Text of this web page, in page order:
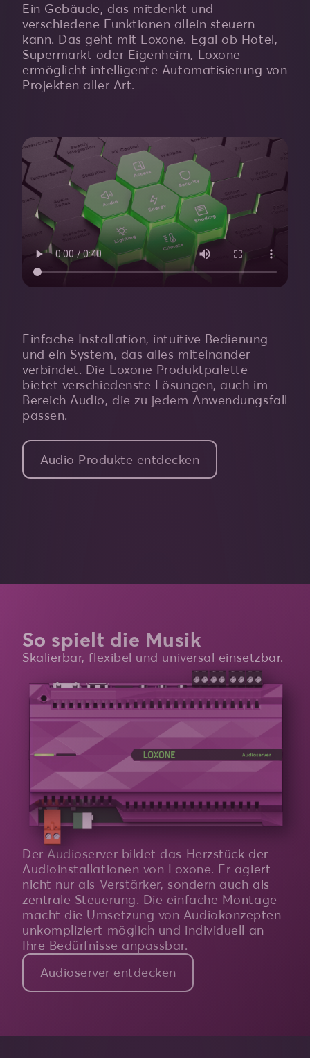
Ein Gebäude, das mitdenkt und
verschiedene Funktionen allein steuern
kann. Das geht mit Loxone. Egal ob Hotel,
Supermarkt oder Eigenheim, Loxone
ermöglicht intelligente Automatisierung von
Projekten aller Art.
Einfache Installation, intuitive Bedienung
und ein System, das alles miteinander
verbindet. Die Loxone Produktpalette
bietet verschiedenste Lösungen, auch im
Bereich Audio, die zu jedem Anwendungsfall
passen.
Audio Produkte entdecken
So spielt die Musik
Skalierbar, flexibel und universal einsetzbar.
Der Audioserver bildet das Herzstück der
Audioinstallationen von Loxone. Er agiert
nicht nur als Verstärker, sondern auch als
zentrale Steuerung. Die einfache Montage
macht die Umsetzung von Audiokonzepten
unkompliziert möglich und individuell an
Ihre Bedürfnisse anpassbar.
Audioserver entdecken